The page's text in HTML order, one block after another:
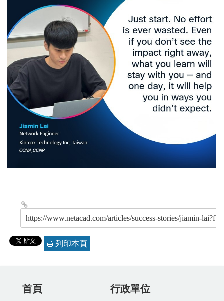
https://www.netacad.com/articles/success-stories/jiamin-
列印本頁
首頁 行政單位